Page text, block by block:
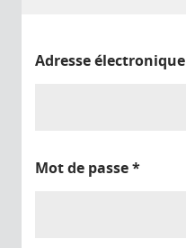
Adresse électronique
Mot de passe*